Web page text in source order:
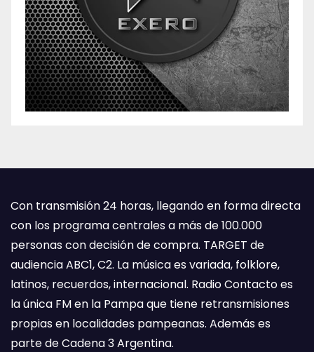
Con transmisión 24 horas, llegando en forma directa
con los programa centrales a más de 100.000
personas con decisión de compra. TARGET de
audiencia ABC1, C2. La música es variada, folklore,
latinos, recuerdos, internacional. Radio Contacto es
la única FM en la Pampa que tiene retransmisiones
propias en localidades pampeanas. Además es
parte de Cadena 3 Argentina.